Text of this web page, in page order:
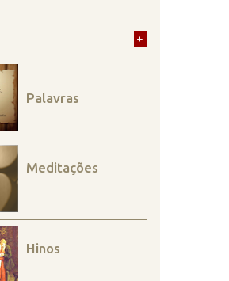
+
Palavras
Meditações
Hinos